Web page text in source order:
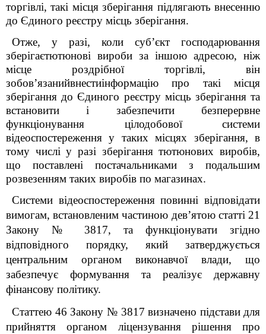
торгівлі, такі місця зберігання підлягають внесенню
до Єдиного реєстру місць зберігання.
Отже, у разі, коли суб’єкт господарювання
зберігаєтютюнові вироби за іншою адресою, ніж
місце роздрібної торгівлі, він
зобов’язанийвнестиінформацію про такі місця
зберігання до Єдиного реєстру місць зберігання та
встановити і забезпечити безперервне
функціонування цілодобової системи
відеоспостереження у таких місцях зберігання, в
тому числі у разі зберігання тютюнових виробів,
що поставлені постачальниками з подальшим
розвезенням таких виробів по магазинах.
Системи відеоспостереження повинні відповідати
вимогам, встановленим частиною дев’ятою статті 21
Закону № 3817, та функціонувати згідно
відповідного порядку, який затверджується
центральним органом виконавчої влади, що
забезпечує формування та реалізує державну
фінансову політику.
Статтею 46 Закону № 3817 визначено підстави для
прийняття органом ліцензування рішення про